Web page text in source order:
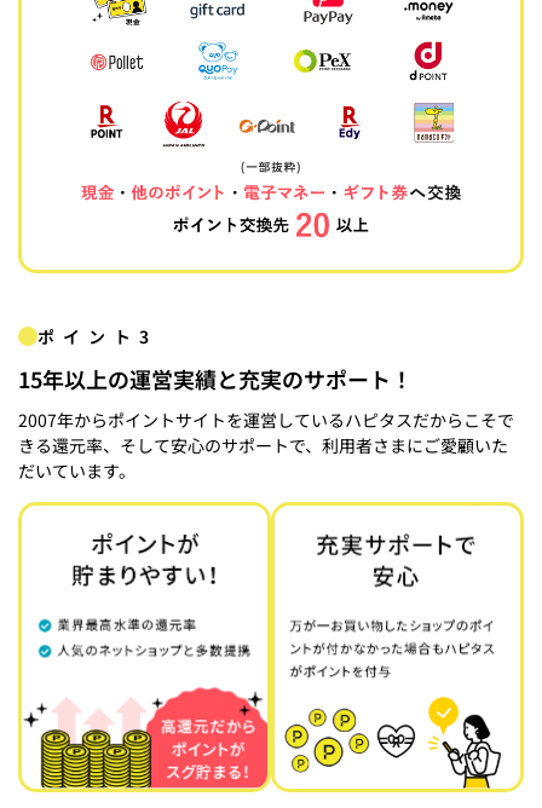
ポイント3
15年以上の運営実績と充実のサポート！
2007年からポイントサイトを運営しているハピタスだからこそで
きる還元率、そして安心のサポートで、利用者さまにご愛顧いた
だいています。